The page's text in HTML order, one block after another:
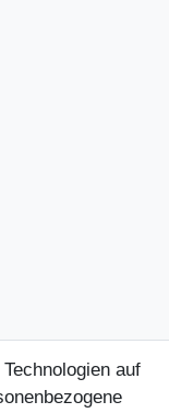
auf